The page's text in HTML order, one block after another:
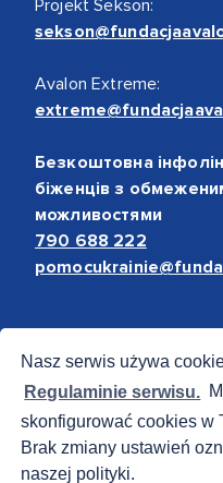
Nasz serwis używa
Regulaminie serwisu.
skonfigurować cookies w
Brak zmiany ustawień
naszej polityki.
Projekt Sekson:
Avalon Extreme:
Безкоштовна
біженців з
можливостями
790 688 222
Bezpieczne płatności